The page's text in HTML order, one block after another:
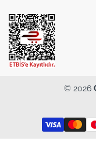
© 2026